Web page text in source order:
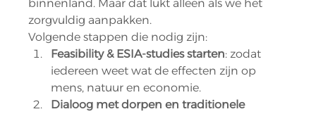
binnenland. Maar dat lukt alleen als we het
zorgvuldig aanpakken.
Volgende stappen die nodig zijn:
Feasibility & ESIA-studies starten: zodat
iedereen weet wat de effecten zijn op
mens, natuur en economie.
Dialoog met dorpen en traditionele